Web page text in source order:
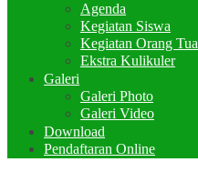
Agenda
Kegiatan Siswa
Kegiatan Orang Tua
Ekstra Kulikuler
Galeri
Galeri Photo
Galeri Video
Download
Pendaftaran Online